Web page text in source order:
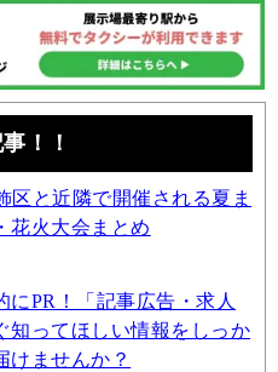
！！
区と近隣で開催される夏ま
花火大会まとめ
にPR！「記事広告・求人
知ってほしい情報をしっか
けませんか？